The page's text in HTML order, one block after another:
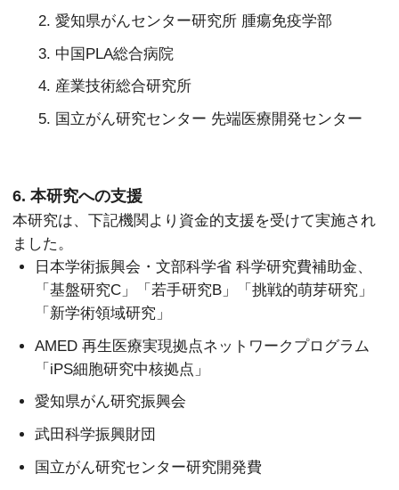
愛知県がんセンター研究所 腫瘍免疫学部
中国PLA総合病院
産業技術総合研究所
国立がん研究センター 先端医療開発センター
6. 本研究への支援
本研究は、下記機関より資金的支援を受けて実施され
ました。
日本学術振興会・文部科学省 科学研究費補助金、
「基盤研究C」「若手研究B」「挑戦的萌芽研究」
「新学術領域研究」
AMED 再生医療実現拠点ネットワークプログラム
「iPS細胞研究中核拠点」
愛知県がん研究振興会
武田科学振興財団
国立がん研究センター研究開発費